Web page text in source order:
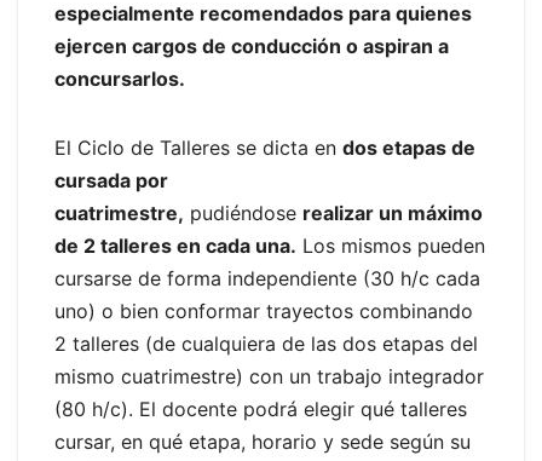
especialmente recomendados para quienes
ejercen cargos de conducción o aspiran a
concursarlos.
El Ciclo de Talleres se dicta en dos etapas de
cursada por
cuatrimestre, pudiéndose realizar un máximo
de 2 talleres en cada una. Los mismos pueden
cursarse de forma independiente (30 h/c cada
uno) o bien conformar trayectos combinando
2 talleres (de cualquiera de las dos etapas del
mismo cuatrimestre) con un trabajo integrador
(80 h/c). El docente podrá elegir qué talleres
cursar, en qué etapa, horario y sede según su